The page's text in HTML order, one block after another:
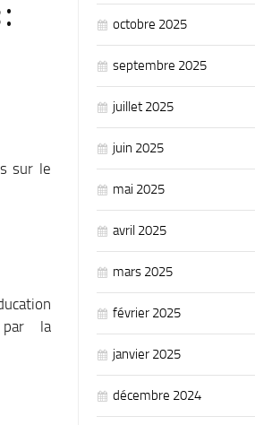
:
sur le
par la
octobre 2025
septembre 2025
juillet 2025
juin 2025
mai 2025
avril 2025
mars 2025
février 2025
janvier 2025
décembre 2024